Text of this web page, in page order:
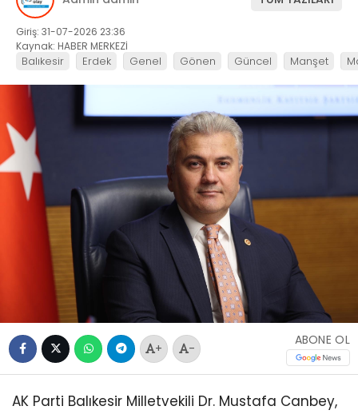
Giriş: 31-07-2026 23:36
Kaynak: HABER MERKEZİ
Balıkesir Erdek Genel Gönen Güncel Manşet
+ -
ABONE OL
AK Parti Balıkesir Milletvekili Dr. Mustafa Canbey,